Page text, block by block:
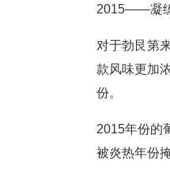
2015——凝
对于勃艮第
款风味更加
份。
2015年份的
被炎热年份